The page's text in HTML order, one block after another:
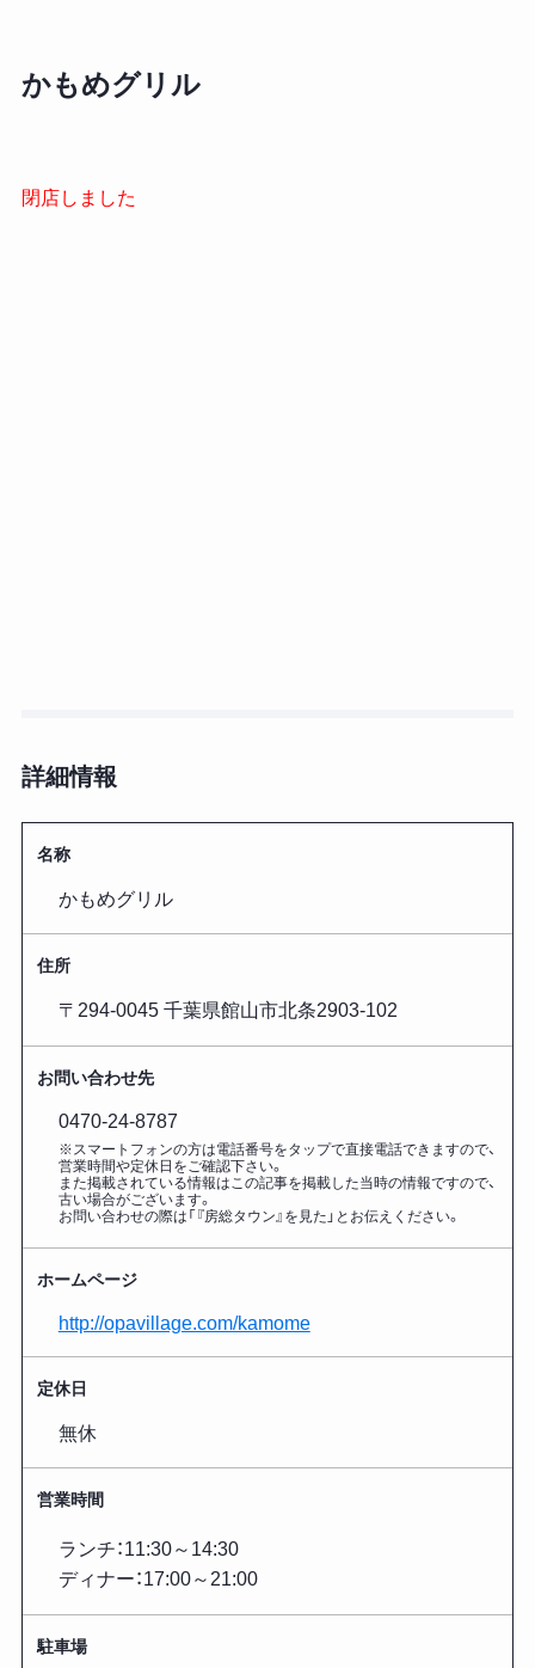
かもめグリル
閉店しました
詳細情報
名称
かもめグリル
住所
〒294-0045 千葉県館山市北条2903-102
お問い合わせ先
0470-24-8787
※スマートフォンの方は電話番号をタップで直接電話できますので、
営業時間や定休日をご確認下さい。
また掲載されている情報はこの記事を掲載した当時の情報ですので、
古い場合がございます。
お問い合わせの際は「『房総タウン』を見た」とお伝えください。
ホームページ
http://opavillage.com/kamome
定休日
無休
営業時間
ランチ：11:30～14:30
ディナー：17:00～21:00
駐車場